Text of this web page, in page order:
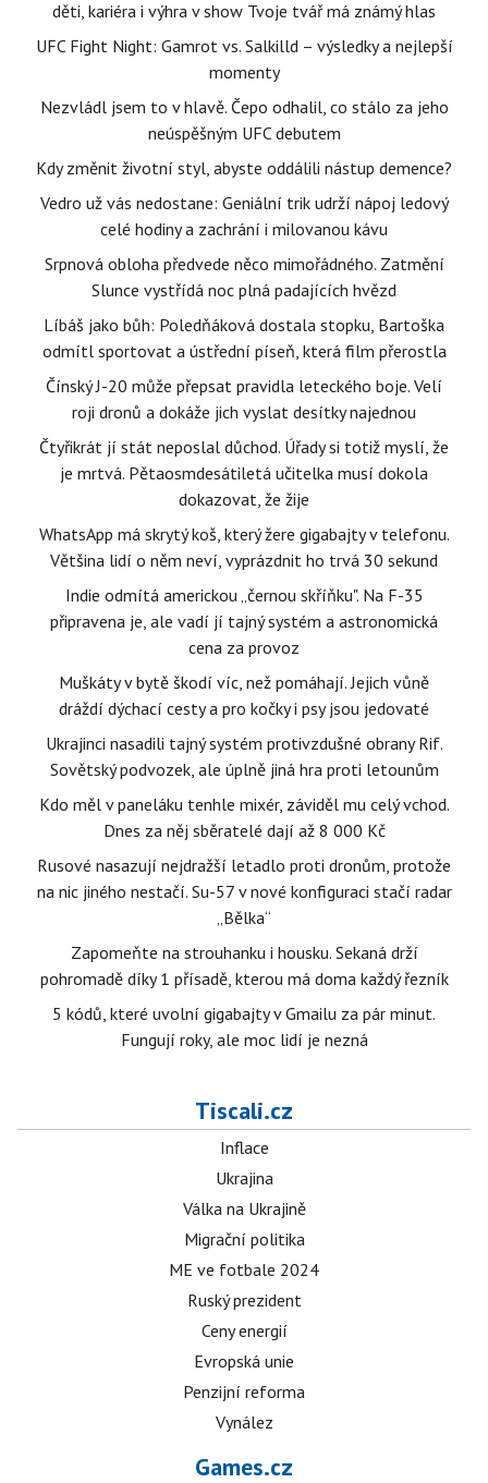
děti, kariéra i výhra v show Tvoje tvář má známý hlas
UFC Fight Night: Gamrot vs. Salkilld – výsledky a nejlepší
momenty
Nezvládl jsem to v hlavě. Čepo odhalil, co stálo za jeho
neúspěšným UFC debutem
Kdy změnit životní styl, abyste oddálili nástup demence?
Vedro už vás nedostane: Geniální trik udrží nápoj ledový
celé hodiny a zachrání i milovanou kávu
Srpnová obloha předvede něco mimořádného. Zatmění
Slunce vystřídá noc plná padajících hvězd
Líbáš jako bůh: Poledňáková dostala stopku, Bartoška
odmítl sportovat a ústřední píseň, která film přerostla
Čínský J-20 může přepsat pravidla leteckého boje. Velí
roji dronů a dokáže jich vyslat desítky najednou
Čtyřikrát jí stát neposlal důchod. Úřady si totiž myslí, že
je mrtvá. Pětaosmdesátiletá učitelka musí dokola
dokazovat, že žije
WhatsApp má skrytý koš, který žere gigabajty v telefonu.
Většina lidí o něm neví, vyprázdnit ho trvá 30 sekund
Indie odmítá americkou „černou skříňku". Na F-35
připravena je, ale vadí jí tajný systém a astronomická
cena za provoz
Muškáty v bytě škodí víc, než pomáhají. Jejich vůně
dráždí dýchací cesty a pro kočky i psy jsou jedovaté
Ukrajinci nasadili tajný systém protivzdušné obrany Rif.
Sovětský podvozek, ale úplně jiná hra proti letounům
Kdo měl v paneláku tenhle mixér, záviděl mu celý vchod.
Dnes za něj sběratelé dají až 8 000 Kč
Rusové nasazují nejdražší letadlo proti dronům, protože
na nic jiného nestačí. Su-57 v nové konfiguraci stačí radar
„Bělka“
Zapomeňte na strouhanku i housku. Sekaná drží
pohromadě díky 1 přísadě, kterou má doma každý řezník
5 kódů, které uvolní gigabajty v Gmailu za pár minut.
Fungují roky, ale moc lidí je nezná
Tiscali.cz
Inflace
Ukrajina
Válka na Ukrajině
Migrační politika
ME ve fotbale 2024
Ruský prezident
Ceny energií
Evropská unie
Penzijní reforma
Vynález
Games.cz